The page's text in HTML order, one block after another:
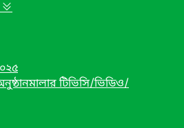
টিভিসি/ভিডিও/